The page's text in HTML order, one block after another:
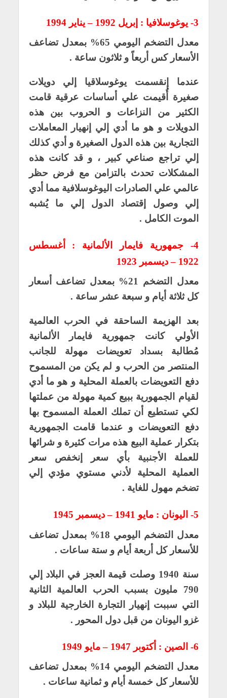
3- يوغوسلافيا : إبريل 1992 – يناير 1994
معدل التضخم اليومي 65% بمعدل تضاعف
الأسعار كس أربعاً و ثلاثون ساعة .
عندما إنقسمت يوغوسلاقيا إلي دويلات
صغيرة أُقيمت علي أساسات عرقية قامت
الكثير من النزاعات و الحروب بين هذه
الدويلات و هو ما أدي إلي إنهيار المعاملات
التجارية بين هذه الدول الصغيرة و أدي كذلك
إلي تراجع صناعي كبير ، و قد كانت هذه
المشكلات تحدث بالتزامن مع فرض حظر
عالمي علي الصادرات اليوغوسلافية مما أدي
إلي وصول إقتصاد الدول إلي ما يُشبه
الموت الكامل .
4- جمهورية فايمار الألمانية : أغسطس
1922 – ديسمبر 1923
معدل التضخم 21% بمعدل تضاعف أسعار
كل ثلاثة أيام و سبعة عشر ساعة .
بعد الهزيمة الساحقة في الحرب العالمية
الأولي كانت جمهورية فايمار الألمانية
مُطالبة بسداد تعويضات مهولة للجانب
المنتصر من الحرب و لم يكن من المسموح
دفع التعويضات بالعملة المحلية و هو ما أدي
لقيام الجمهورية ببيع كمية مهولة من عملتها
لكي تستطيع أن تملك العملة المسموح بها
دفع التعويضات و عندما قامت الجمهورية
بتكرار عملية البيع هذه مرات كثيرة و شرائها
للعملة الأجنبية بأي سعر إنخفص سعر
العملية المحلية لأدني مستوي مؤدي إلي
تضخم مهول للغاية .
5- اليونان : مايو 1941 – ديسمبر 1945
معدل التضخم اليومي 18% بمعدل تضاعف
للأسعار كل أربعة أيام و ستة ساعات .
سنة 1940 وصلت قيمة العجز في البلاد إلي
790 مليون بسبب الحرب العالمية الثانية
التي سببت إنهيار التجارة الخارجية للبلاد و
غزو اليونان من قبل دول المحور .
6- الصين : أكتوبر 1947 – مايو 1949
معدل التضخم اليومي 14% بمعدل تضاعف
للأسعار كل خمسة أيام و ثمانية ساعات .